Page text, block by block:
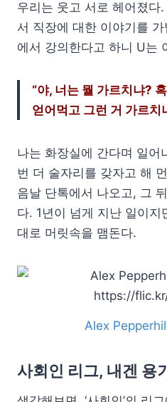
우리는 웃고 서로 헤어졌다
서 직장에 대한 이야기를
에서 강의한다고 하니 U는
“야, 너는 뭘 가르치냐?
얻어먹고 그런 거 가르치
나는 화장실에 간다며 일어
번 더 술자리를 갖자고 해
음날 단톡에서 나오고, 그
다. 1년이 넘게 지난 일이
대로 머릿속을 맴돈다.
Alex
사회인 리그, 내겐 용